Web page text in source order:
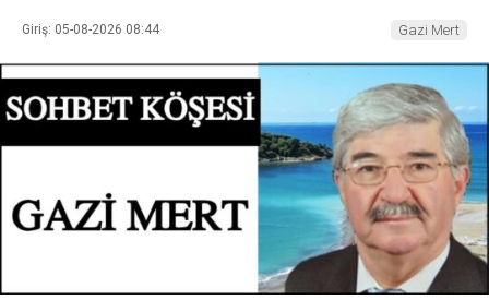
Giriş: 05-08-2026 08:44 Gazi Mert